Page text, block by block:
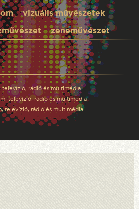
vizuális művészetek
zeneművészet
rádió és multimédia
televízió, rádió és multimédia
televízió, rádió és multimédia